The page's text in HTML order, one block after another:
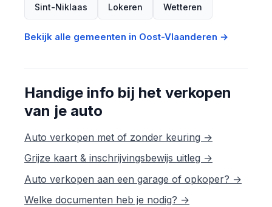
Sint-Niklaas Lokeren Wetteren
Bekijk alle gemeenten in Oost-Vlaanderen →
Handige info bij het verkopen
van je auto
Auto verkopen met of zonder keuring →
Grijze kaart & inschrijvingsbewijs uitleg →
Auto verkopen aan een garage of opkoper? →
Welke documenten heb je nodig? →